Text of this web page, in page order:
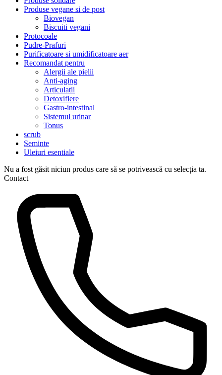
Produse vegane si de post
Biovegan
Biscuiti vegani
Protocoale
Pudre-Prafuri
Purificatoare si umidificatoare aer
Recomandat pentru
Alergii ale pielii
Anti-aging
Articulatii
Detoxifiere
Gastro-intestinal
Sistemul urinar
Tonus
scrub
Seminte
Uleiuri esentiale
Nu a fost găsit niciun produs care să se potrivească cu selecția ta.
Contact